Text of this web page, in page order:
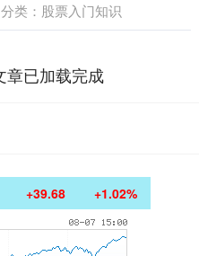
分类： 股票入门知识
章已加载完成
+39.68 +1.02%